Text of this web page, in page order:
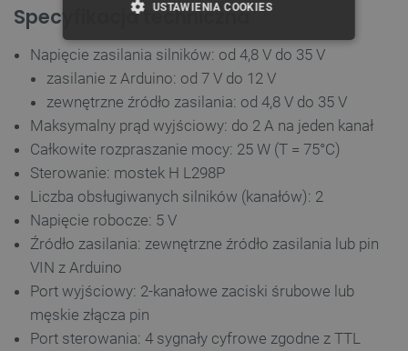
Specyfikacja techniczna
Napięcie zasilania silników: od 4,8 V do 35 V
zasilanie z Arduino: od 7 V do 12 V
zewnętrzne źródło zasilania: od 4,8 V do 35 V
Maksymalny prąd wyjściowy: do 2 A na jeden kanał
Całkowite rozpraszanie mocy: 25 W (T = 75°C)
Sterowanie: mostek H L298P
Liczba obsługiwanych silników (kanałów): 2
Napięcie robocze: 5 V
Źródło zasilania: zewnętrzne źródło zasilania lub pin
VIN z Arduino
Port wyjściowy: 2-kanałowe zaciski śrubowe lub
męskie złącza pin
Port sterowania: 4 sygnały cyfrowe zgodne z TTL
USTAWIENIA COOKIES
NIEZBĘDNE WYDAJNOŚĆ
FUNKCJONALNOŚĆ
Niezbędne
Funkcjonalność
podstawowych funkcji strony internetowej, takich
jak logowanie użytkownika i zarządzanie kontem.
Bez niezbędnych plików cookie nie można
prawidłowo korzystać ze strony internetowej.